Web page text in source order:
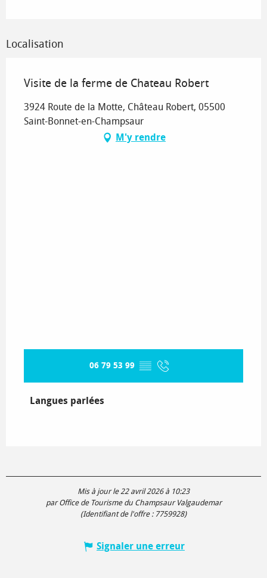
Localisation
Visite de la ferme de Chateau Robert
3924 Route de la Motte, Château Robert, 05500
Saint-Bonnet-en-Champsaur
M'y rendre
06 79 53 99 ▒▒
Langues parlées
Langues parlées
Mis à jour le 22 avril 2026 à 10:23
par Office de Tourisme du Champsaur Valgaudemar
(Identifiant de l'offre : 7759928)
Signaler une erreur